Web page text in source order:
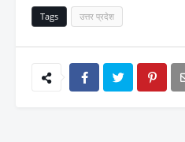
Tags उत्तर प्रदेश